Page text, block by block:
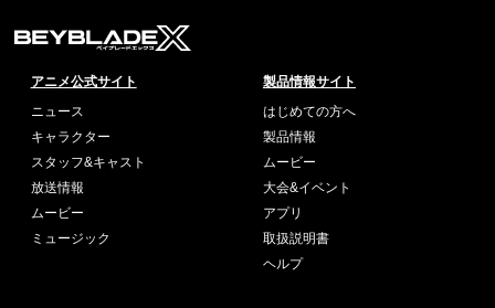
アニメ公式サイト
ニュース
キャラクター
スタッフ&キャスト
放送情報
ムービー
ミュージック
製品情報サイト
はじめての方へ
製品情報
ムービー
大会&イベント
アプリ
取扱説明書
ヘルプ